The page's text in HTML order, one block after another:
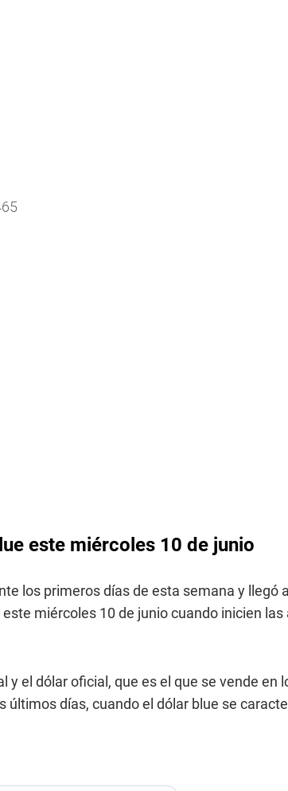
este miércoles 10 de junio
los primeros días de esta semana y llegó
miércoles 10 de junio cuando inicien
y el dólar oficial, que es el que se vende en
últimos días, cuando el dólar blue se